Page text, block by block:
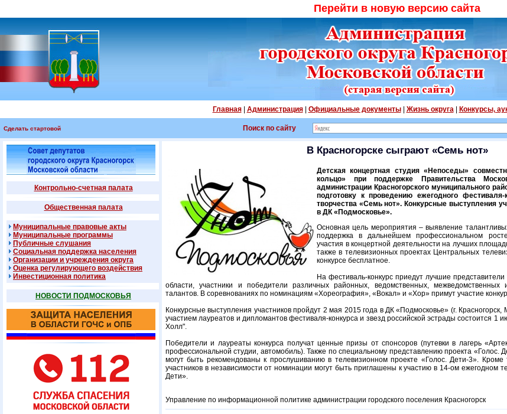
Перейти в новую версию сайта
Главная| Администрация| Официальные документы| Жизнь округа| Конкурсы,
Сделать стартовой Поиск по сайту
Контрольно-счетная палата
Общественная палата
Муниципальные правовые акты
Муниципальные программы
Публичные слушания
Социальная поддержка населения
Организации и учреждения округа
Оценка регулирующего воздействия
Инвестиционная политика
НОВОСТИ ПОДМОСКОВЬЯ
В Красногорске сыграют «Семь нот»
Детская концертная студия «Непоседы»
кольцо» при поддержке Правительства
администрации Красногорского муниципального
подготовку к проведению ежегодного
творчества «Семь нот». Конкурсные выступления
в ДК «Подмосковье».
Основная цель мероприятия – выявление
поддержка в дальнейшем профессиональном
участия в концертной деятельности на лучших
также в телевизионных проектах Центральных
конкурсе бесплатное.
На фестиваль-конкурс приедут лучшие представители
области, участники и победители различных районных, ведомственных, межведомственных
талантов. В соревнованиях по номинациям «Хореография», «Вокал» и «Хор» примут участие
Конкурсные выступления участников пройдут 2 мая 2015 года в ДК «Подмосковье» (г. Красногорск,
участием лауреатов и дипломантов фестиваля-конкурса и звезд российской эстрады состоится 1
Холл".
Победители и лауреаты конкурса получат ценные призы от спонсоров (путевки в лагерь
профессиональной студии, автомобиль). Также по специальному представлению проекта «Голос.
могут быть рекомендованы к прослушиванию в телевизионном проекте «Голос. Дети-3». Кроме
участников в независимости от номинации могут быть приглашены к участию в 14-ом ежегодном
Дети».
Управление по информационной политике администрации городского поселения Красногорск